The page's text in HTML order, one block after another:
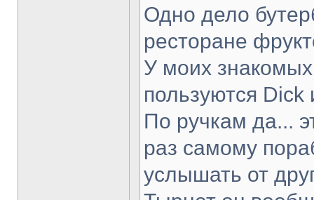
Одно дело
ресторане
У моих
пользуются Dick
По ручкам да...
раз самому
услышать от